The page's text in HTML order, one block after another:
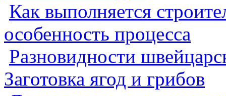
Как выполняется
особенность процесса
Разновидности
Заготовка ягод и грибов